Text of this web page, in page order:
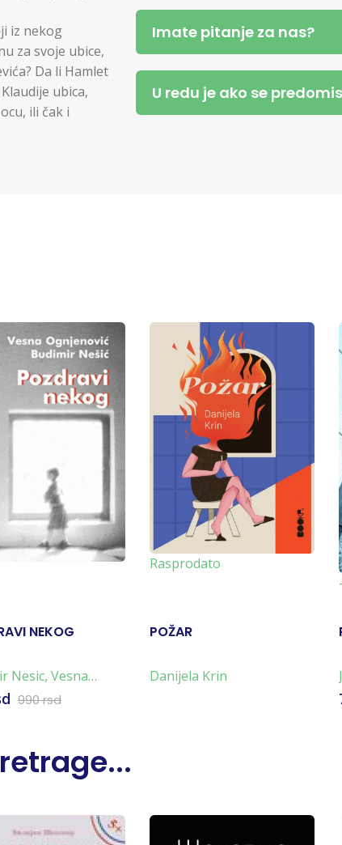
iz nekog
za svoje ubice,
Da li Hamlet
ubica,
ili čak i
Imate pitanje za nas?
U redu je ako se
NEKOG
Nesic, Vesna
990 rsd
Rasprodato
POŽAR
Danijela Krin